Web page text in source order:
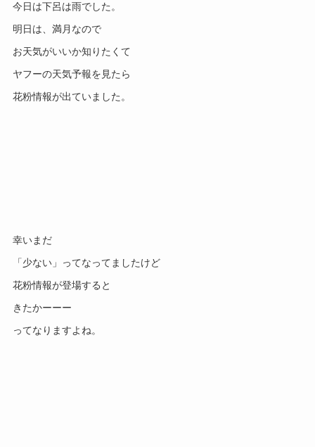
今日は下呂は雨でした。
明日は、満月なので
お天気がいいか知りたくて
ヤフーの天気予報を見たら
花粉情報が出ていました。
幸いまだ
「少ない」ってなってましたけど
花粉情報が登場すると
きたかーーー
ってなりますよね。